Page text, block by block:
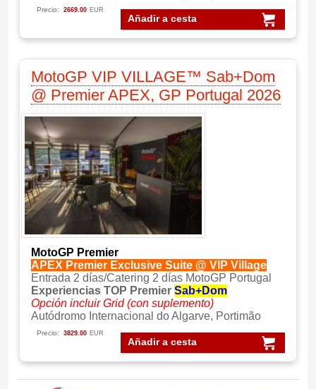
Añadir a cesta
Precio: 2669.00 EUR
MotoGP VIP VILLAGE™ Sab+Dom
@ Premier APEX, GP Portugal 2026
MotoGP Premier
APEX Premier Exclusive Suite @ VIP Village
Entrada 2 días/Catering 2 días MotoGP Portugal
Experiencias TOP Premier Sab+Dom
Opción incluir Grid (con suplemento)
Autódromo Internacional do Algarve, Portimão
Añadir a cesta
Precio: 3829.00 EUR